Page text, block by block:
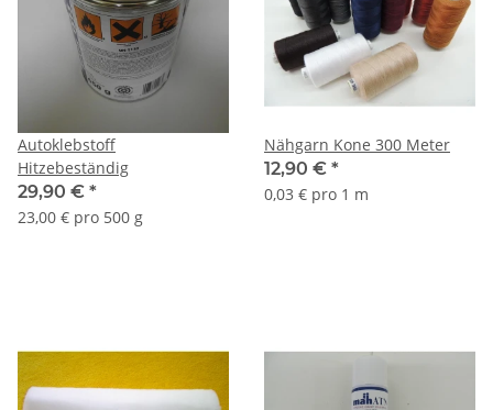
Autoklebstoff
Hitzebeständig
29,90 € *
23,00 € pro 500 g
Nähgarn Kone 300 Meter
12,90 € *
0,03 € pro 1 m